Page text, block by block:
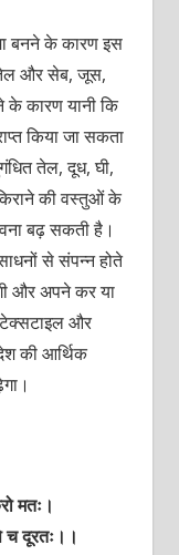
बनने के कारण इस
तेल और सेब, जूस,
कारण यानी कि
किया जा सकता
तेल, दूध, घी,
की वस्तुओं के
बढ़ सकती है।
से संपन्न होते
और अपने कर या
और
की आर्थिक
मतः।
च दूरतः।।